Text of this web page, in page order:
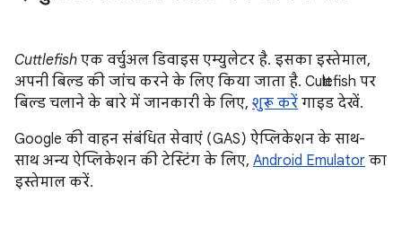
Cuttlefish एक वर्चुअल डिवाइस एम्युलेटर है. इसका इस्तेमाल,
अपनी बिल्ड की जांच करने के लिए किया जाता है. Cuttlefish पर
बिल्ड चलाने के बारे में जानकारी के लिए, शुरू करें गाइड देखें.
Google की वाहन संबंधित सेवाएं (GAS) ऐप्लिकेशन के साथ-
साथ अन्य ऐप्लिकेशन की टेस्टिंग के लिए, Android Emulator का
इस्तेमाल करें.